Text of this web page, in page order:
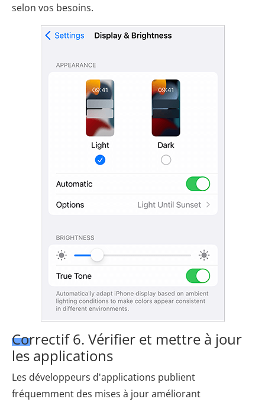
selon vos besoins.
Correctif 6. Vérifier et mettre à jour
les applications
Les développeurs d'applications publient
fréquemment des mises à jour améliorant